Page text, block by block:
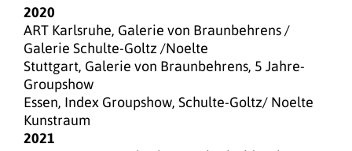
2020
ART Karlsruhe, Galerie von Braunbehrens /
Galerie Schulte-Goltz /Noelte
Stuttgart, Galerie von Braunbehrens, 5 Jahre-
Groupshow
Essen, Index Groupshow, Schulte-Goltz/ Noelte
Kunstraum
2021